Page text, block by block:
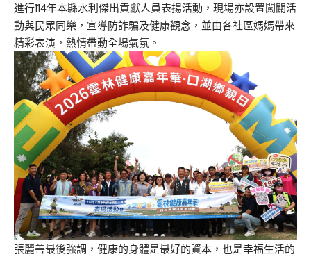
進行114年本縣水利傑出貢獻人員表揚活動，現場亦設置闖關活
動與民眾同樂，宣導防詐騙及健康觀念，並由各社區媽媽帶來
精彩表演，熱情帶動全場氣氛。
張麗善最後強調，健康的身體是最好的資本，也是幸福生活的